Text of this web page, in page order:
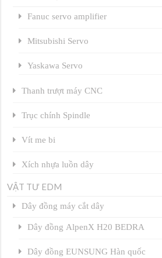
Fanuc servo amplifier
Mitsubishi Servo
Yaskawa Servo
Thanh trượt máy CNC
Trục chính Spindle
Vít me bi
Xích nhựa luồn dây
VẬT TƯ EDM
Dây đồng máy cắt dây
Dây đồng AlpenX H20 BEDRA
Dây đồng EUNSUNG Hàn quốc